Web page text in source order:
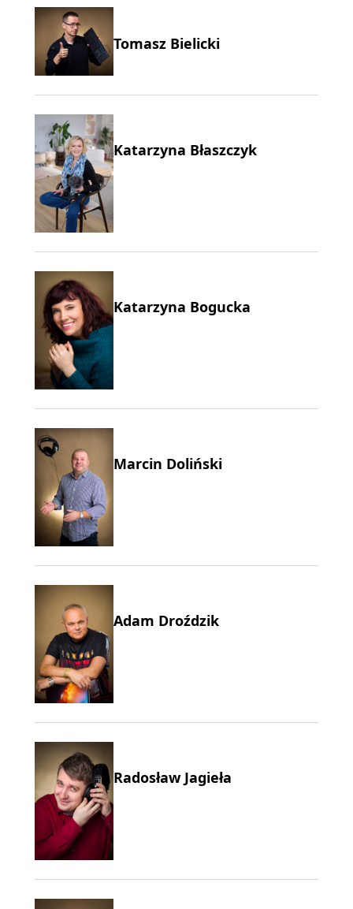
Tomasz Bielicki
Katarzyna Błaszczyk
Katarzyna Bogucka
Marcin Doliński
Adam Droździk
Radosław Jagieła